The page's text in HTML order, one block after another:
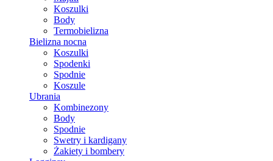
Koszulki
Body
Termobielizna
Bielizna nocna
Koszulki
Spodenki
Spodnie
Koszule
Ubrania
Kombinezony
Body
Spodnie
Swetry i kardigany
Żakiety i bombery